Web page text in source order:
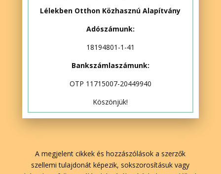
Lélekben Otthon Közhasznú Alapítvány
Adószámunk:
18194801-1-41
Bankszámlaszámunk:
OTP 11715007-20449940
Köszönjük!
A megjelent cikkek és hozzászólások a szerzők
szellemi tulajdonát képezik, sokszorosításuk vagy